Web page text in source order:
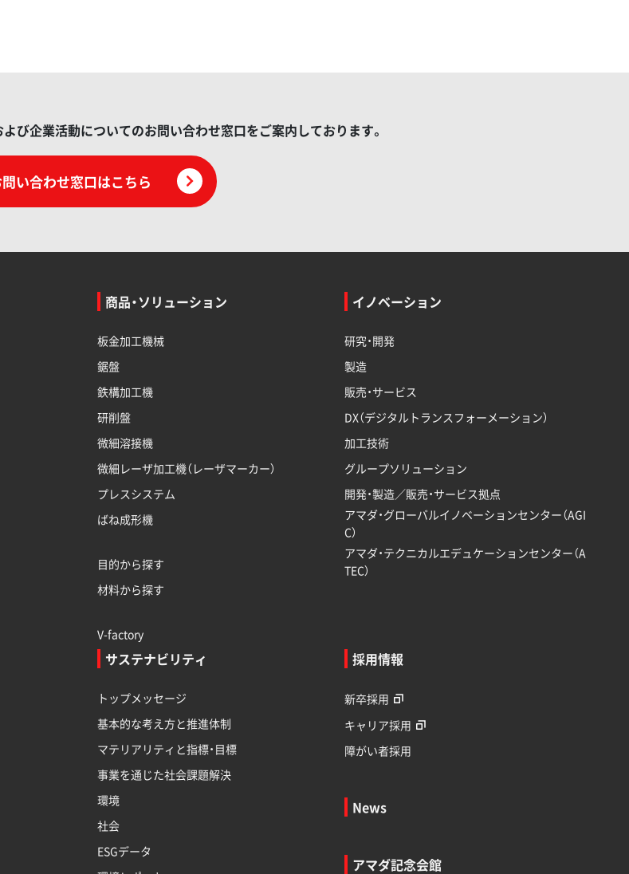
よび企業活動についてのお問い合わせ窓口をご案内しております。
い合わせ窓口はこちら
商品・ソリューション
板金加工機械
鋸盤
鉄構加工機
研削盤
微細溶接機
微細レーザ加工機（レーザマーカー）
プレスシステム
ばね成形機
目的から探す
材料から探す
V-factory
イノベーション
研究・開発
製造
販売・サービス
DX（デジタルトランスフォーメーション）
加工技術
グループソリューション
開発・製造／販売・サービス拠点
アマダ・グローバルイノベーションセンター（AGI
C）
アマダ・テクニカルエデュケーションセンター（A
TEC）
サステナビリティ
トップメッセージ
基本的な考え方と推進体制
マテリアリティと指標・目標
事業を通じた社会課題解決
環境
社会
ESGデータ
採用情報
新卒採用
キャリア採用
障がい者採用
News
アマダ記念会館